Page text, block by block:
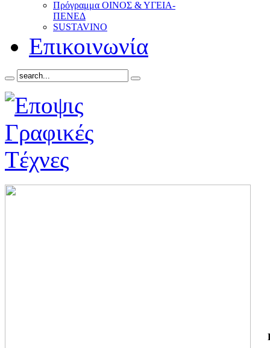
Πρόγραμμα ΟΙΝΟΣ & ΥΓΕΙΑ-
ΠΕΝΕΔ
SUSTAVINO
Επικοινωνία